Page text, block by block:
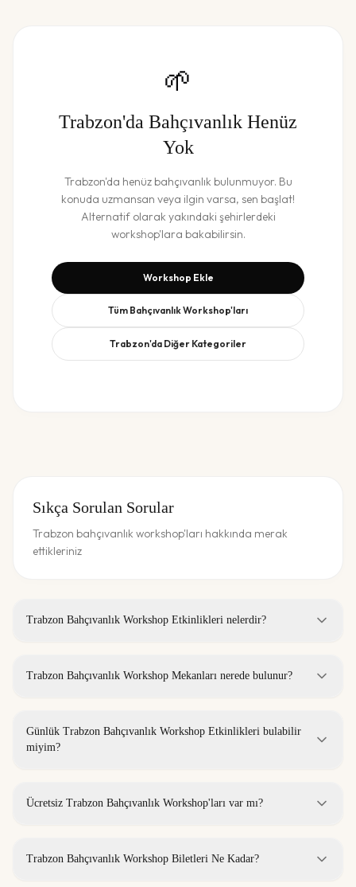
🌱
Trabzon'da Bahçıvanlık Henüz
Yok
Trabzon'da henüzbahçıvanlık bulunmuyor. Bu
konuda uzmansan veya ilgin varsa, sen başlat!
Alternatif olarak yakındaki şehirlerdeki
workshop'lara bakabilirsin.
Workshop Ekle
Tüm BahçıvanlıkWorkshop'ları
Trabzon'da Diğer Kategoriler
Sıkça Sorulan Sorular
Trabzon bahçıvanlık workshop'ları hakkında merak
ettikleriniz
Trabzon Bahçıvanlık Workshop Etkinlikleri nelerdir?
Trabzon Bahçıvanlık Workshop Mekanları nerede bulunur?
Günlük Trabzon Bahçıvanlık Workshop Etkinlikleri bulabilir
miyim?
Ücretsiz Trabzon Bahçıvanlık Workshop'ları var mı?
Trabzon Bahçıvanlık Workshop Biletleri Ne Kadar?